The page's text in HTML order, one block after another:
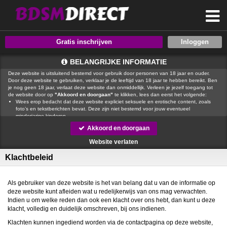
Gratis inschrijven
BELANGRIJKE INFORMATIE
Deze website is uitsluitend bestemd voor gebruik door personen van 18 jaar en ouder.
Door deze website te gebruiken, verklaar je de leeftijd van 18 jaar te hebben bereikt. Ben
je nog geen 18 jaar, verlaat deze website dan onmiddellijk. Verleen je jezelf toegang tot
de website door op "Akkoord en doorgaan" te klikken, lees dan eerst het volgende:
Wees erop bedacht dat deze website expliciet seksuele en erotische content, zoals
foto’s en tekstberichten bevat. Deze zijn niet bestemd voor jouw eventueel
minderjarige kinderen.
gebruikt functionele, analytische cookies, social media cookies en
vergelijkbare technieken, zoals Google Webmaster Tools, Google Analytics, Alexa
Certify, Yandex, Hotjar, Histats en Statcounter die automatisch gegevens kunnen
verzamelen wanneer je de website bezoekt. De gegevens verkregen uit de cookies,
teneinde het voor
Wees voorzichtig bij het praten met vreemden via deze website. Je weet immers nooit
achternaam, e-mailadres, huis- of werkadres, telefoonnummer of andere naar jou
herleidbare gegevens op deze website.
Zet iemand jou onder druk op deze website, bijvoorbeeld om persoonlijke of financiële
gegevens te verstrekken? Stop dan meteen met het communiceren met deze persoon.
Let er ook op dat mensen in staat zijn op een listige manier dergelijke gegevens van je
Voorkom dat jouw minderjarige kinderen met erotische of anderszins voor minderjarigen
Akkoord en doorgaan
Website verlaten
Klachtbeleid
Als gebruiker van deze website is het van belang dat u van de informatie op
deze website kunt afleiden wat u redelijkerwijs van ons mag verwachten.
Indien u om welke reden dan ook een klacht over ons hebt, dan kunt u deze
klacht, volledig en duidelijk omschreven, bij ons indienen.
Klachten kunnen ingediend worden via de contactpagina op deze website,